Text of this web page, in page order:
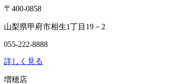
〒400-0858
山梨県甲府市相生1丁目19－2
055-222-8888
詳しく見る
増穂店